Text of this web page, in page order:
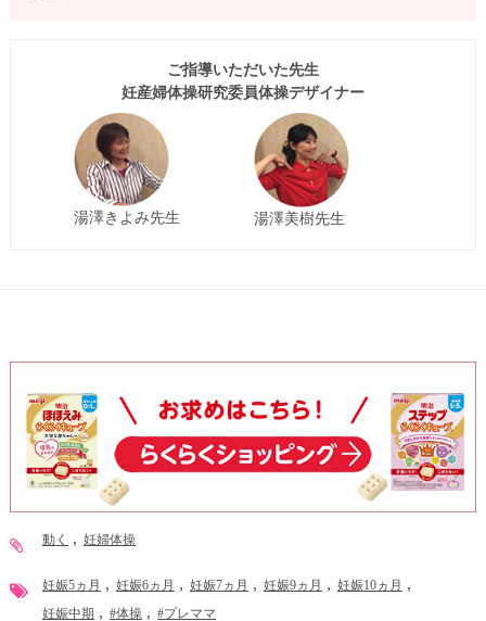
ご指導いただいた先生
妊産婦体操研究委員体操デザイナー
湯澤きよみ先生 湯澤美樹先生
動く 妊婦体操
妊娠5ヵ月 妊娠6ヵ月 妊娠7ヵ月 妊娠9ヵ月 妊娠10ヵ月
妊娠中期 #体操 #プレママ